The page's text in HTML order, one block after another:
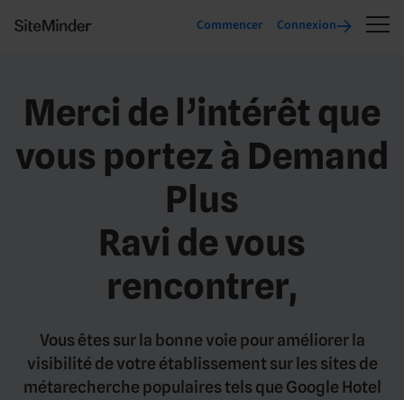
Commencer Connexion
Merci de l’intérêt que
vous portez à Demand
Plus
Ravi de vous
rencontrer,
Vous êtes sur la bonne voie pour améliorer la
visibilité de votre établissement sur les sites de
métarecherche populaires tels que Google Hotel